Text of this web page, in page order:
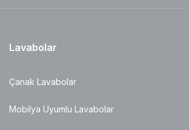
Lavabolar
Çanak Lavabolar
Mobilya Uyumlu Lavabolar